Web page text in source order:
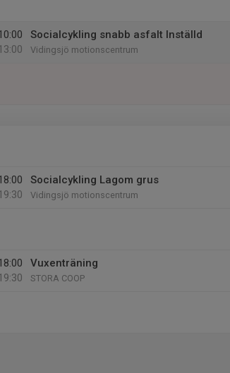
13:00
Socialcykling snabb asfalt Inställd
Vidingsjö motionscentrum
Socialcykling Lagom grus
Vidingsjö motionscentrum
Vuxenträning
STORA COOP